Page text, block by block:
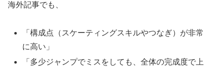
海外記事でも、
「構成点（スケーティングスキルやつなぎ）が非常
に高い」
「多少ジャンプでミスをしても、全体の完成度で上